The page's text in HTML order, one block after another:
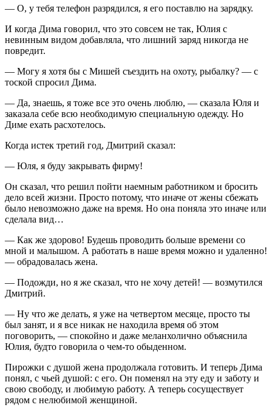
— О, у тебя телефон разрядился, я его поставлю на зарядку.
И когда Дима говорил, что это совсем не так, Юлия с
невинным видом добавляла, что лишний заряд никогда не
повредит.
— Могу я хотя бы с Мишей съездить на охоту, рыбалку? — с
тоской спросил Дима.
— Да, знаешь, я тоже все это очень люблю, — сказала Юля и
заказала себе всю необходимую специальную одежду. Но
Диме ехать расхотелось.
Когда истек третий год, Дмитрий сказал:
— Юля, я буду закрывать фирму!
Он сказал, что решил пойти наемным работником и бросить
дело всей жизни. Просто потому, что иначе от жены сбежать
было невозможно даже на время. Но она поняла это иначе или
сделала вид…
— Как же здорово! Будешь проводить больше времени со
мной и малышом. А работать в наше время можно и удаленно!
— обрадовалась жена.
— Подожди, но я же сказал, что не хочу детей! — возмутился
Дмитрий.
— Ну что же делать, я уже на четвертом месяце, просто ты
был занят, и я все никак не находила время об этом
поговорить, — спокойно и даже меланхолично объяснила
Юлия, будто говорила о чем-то обыденном.
Пирожки с душой жена продолжала готовить. И теперь Дима
понял, с чьей душой: с его. Он поменял на эту еду и заботу и
свою свободу, и любимую работу. А теперь сосуществует
рядом с нелюбимой женщиной.